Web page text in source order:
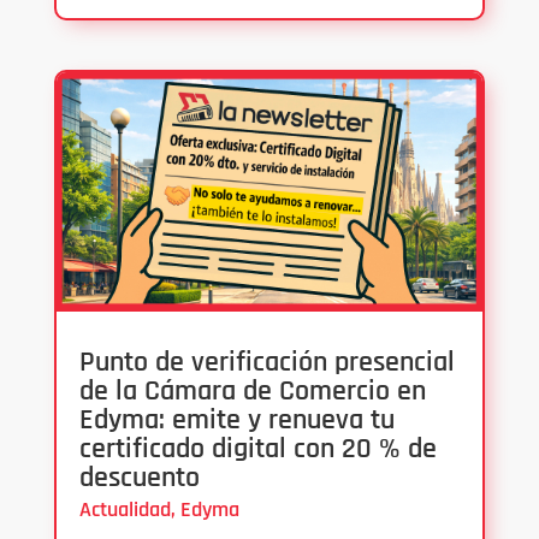
Punto de verificación presencial
de la Cámara de Comercio en
Edyma: emite y renueva tu
certificado digital con 20 % de
descuento
Actualidad, Edyma